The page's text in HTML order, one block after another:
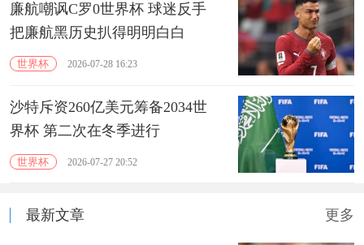
廉航嘲讽C罗0世界杯 球迷反手
把廉航黑历史扒得明明白白
世界杯 2026-07-28 16:23
沙特斥资260亿美元筹备2034世
界杯 第二次在冬季进行
世界杯 2026-07-27 20:52
最新文章 更多